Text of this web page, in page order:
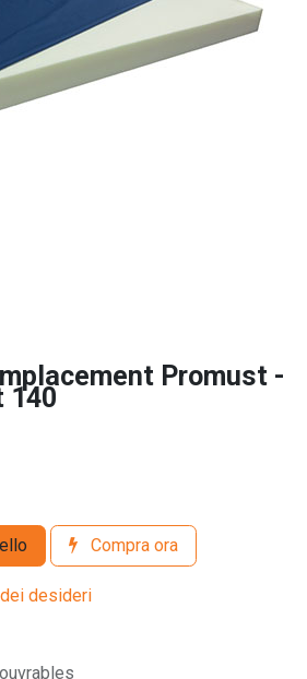
Promust -
140
Compra ora
desideri